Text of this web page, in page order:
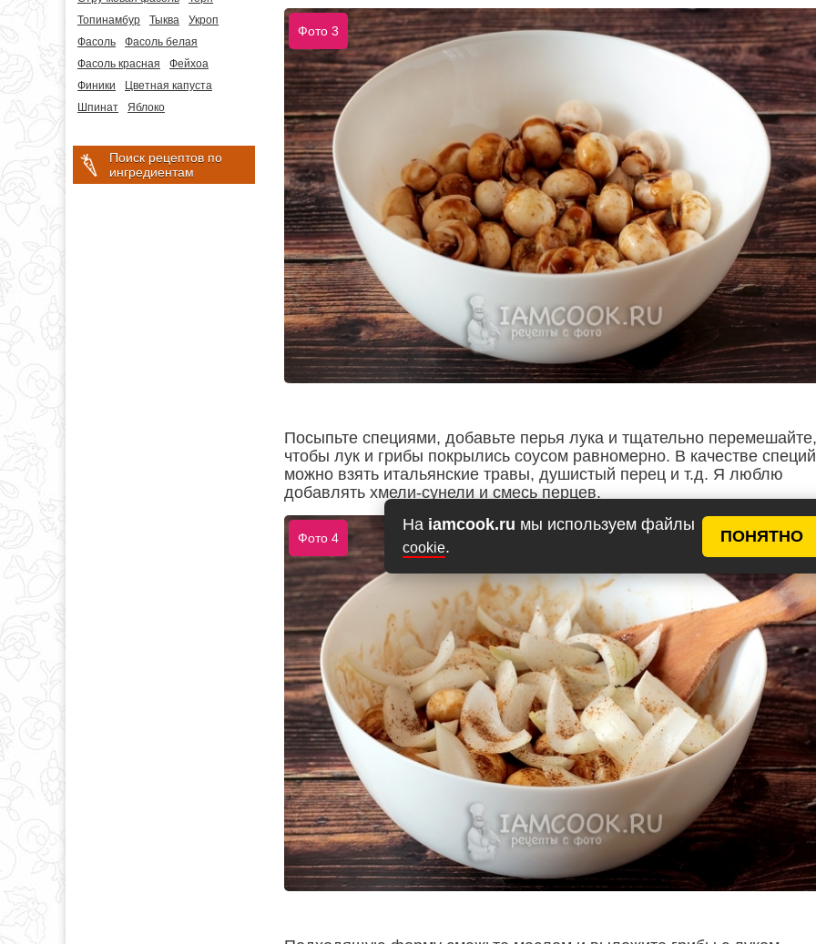
На iamcook.ru мы используем файлы
cookie.
ПОНЯТНО
Топинамбур
Тыква
Укроп
Фасоль
Фасоль белая
Фасоль красная
Фейхоа
Финики
Цветная капуста
Шпинат
Яблоко
Поиск рецептов по
ингредиентам
Фото 3
Посыпьте специями, добавьте перья лука и тщательно перемешайте,
чтобы лук и грибы покрылись соусом равномерно. В качестве специй
можно взять итальянские травы, душистый перец и т.д. Я люблю
добавлять хмели-сунели и смесь перцев.
Фото 4